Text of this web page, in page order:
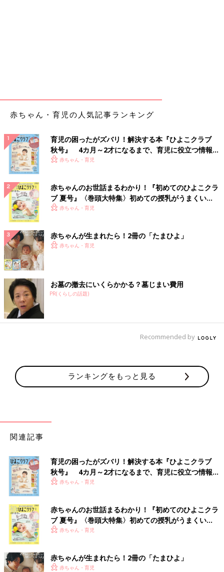
赤ちゃん・育児の人気記事ランキング
育児の困ったがズバリ！解決する本『ひよこクラブ
秋号』 4カ月～2才になるまで、育児に役立つ情報が
いっぱい！
赤ちゃん・育児
赤ちゃんのお世話まるわかり！『初めてのひよこクラ
ブ 夏号』〈巻頭大特集〉初めての授乳がうまくい
く！ おっぱい・ミルクの基本と夏のトラブル 解決テ
赤ちゃん・育児
赤ちゃんが生まれたら！2冊の「たまひよ」
赤ちゃん・育児
お墓の撤去にいくらかかる？墓じまい費用
PR(くらしの話題)
Recommended by
ランキングをもっと見る
関連記事
育児の困ったがズバリ！解決する本『ひよこクラブ
秋号』 4カ月～2才になるまで、育児に役立つ情報が
いっぱい！
赤ちゃん・育児
赤ちゃんのお世話まるわかり！『初めてのひよこクラ
ブ 夏号』〈巻頭大特集〉初めての授乳がうまくい
く！ おっぱい・ミルクの基本と夏のトラブル 解決テ
赤ちゃん・育児
赤ちゃんが生まれたら！2冊の「たまひよ」
赤ちゃん・育児